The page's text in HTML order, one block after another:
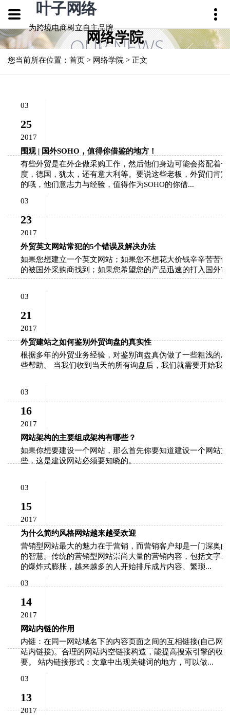
叶子网络
为跨境电商树立自主品牌
网络学院
您当前所在位置： 首页 > 网络学院 > 正文
03
25
2017
围观 | 国外SOHO，值得你借鉴的地方！
有些外贸是在外企做采购工作，然后他们身边可能会搭配着
度，德国，犹太，还有意大利等。要说这些老板，外贸们肯
的哦，他们意志力与经验，值得作为SOHO的你借...
03
23
2017
外贸英文网站常犯的5个错误及解决办法
如果您想建立一个英文网站；如果您不想花大价钱辛辛苦苦
的被国外采购商找到；如果您希望您的产品迅速的打入国外
03
21
2017
外贸建站之如何鉴别外贸询盘的真实性
根据多年的外贸业务经验，对鉴别询盘真伪做了一些粗浅的
些帮助。 当我们收到当天的所有询盘后，我们就需要开始我
03
16
2017
网站架构的主要组成架构有哪些？
如果你想要建设一个网站，那么首先你要知道建设一个网站
些，这是建设网站必须要知晓的。
03
15
2017
为什么简约风格网站越来越受欢迎
营销型网站最大的魅力在于营销，而营销客户却是一门深奥
的智慧。传统的营销型网站崇尚大量的营销内容，包括文字
的爆炸式膨胀，越来越多的人开始排斥成片内容、繁琐...
03
14
2017
网站内链的作用
内链：在同一网站域名下的内容页面之间的互相链接(自己网
站内链接)。合理的网站内空链接构造，能提高搜索引擎的收
要。 站内链接形式：文章中出现关键词的地方，可以做...
03
13
2017